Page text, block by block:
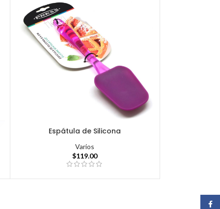
Espátula de Silicona
Varios
$119.00